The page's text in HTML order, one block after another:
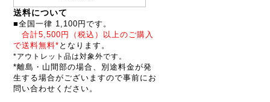
送料について
■全国一律 1,100円です。
合計5,500円（税込）以上のご購入
で送料無料* となります。
*アウトレット品は対象外です。
*離島・山間部の場合、別途料金が発
生する場合がございますので事前にお
問い合わせください。